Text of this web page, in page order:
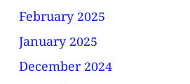
February 2025
January 2025
December 2024